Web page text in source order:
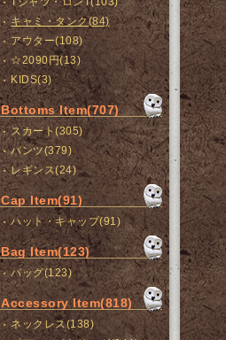
キャミ・タンク(84)
アウター(108)
☆2090円(13)
KIDS(3)
Bottoms Item(707)
スカート(305)
パンツ(379)
レギンス(24)
Cap Item(91)
ハット・キャップ(91)
Bag Item(123)
バッグ(123)
Accessory Item(818)
ネックレス(138)